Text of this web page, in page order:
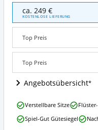
Rolly
Toys
rollyFarmtrac
Steyr
CVT
6240
Angebote:
Wo
ist
dieser
erhältlich?
ca. 249 €
KOSTENLOSE LIEFERUNG
Top Preis
Top Preis
Angebotsübersicht
Rolly
Toys
rollyFarmtrac
Verstellbare Sitze
Spiel-Gut Gütesiegel